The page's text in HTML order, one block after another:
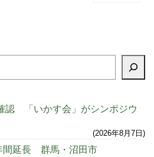
認 「いかす会」がシンポジウ
2026年8月7日
間延長 群馬・沼田市